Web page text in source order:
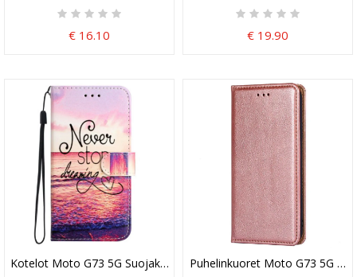
€ 16.10 € 19.90
Kotelot Moto G73 5G Suojaketju Kuori Älä Koskaan Lopeta
Puhelinkuoret Moto G73 5G